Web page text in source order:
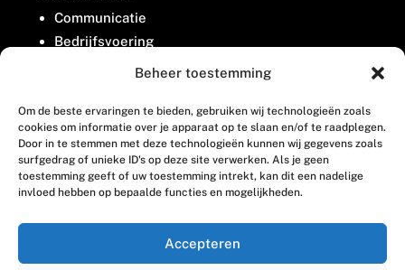
Beheer toestemming
Om de beste ervaringen te bieden, gebruiken wij technologieën zoals
cookies om informatie over je apparaat op te slaan en/of te raadplegen.
Door in te stemmen met deze technologieën kunnen wij gegevens zoals
surfgedrag of unieke ID's op deze site verwerken. Als je geen
toestemming geeft of uw toestemming intrekt, kan dit een nadelige
invloed hebben op bepaalde functies en mogelijkheden.
Accepteren
Communicatie
Bedrijfsvoering
Belangenbehartiging
Contact
Houttuinlaan 8
3447 GM Woerden